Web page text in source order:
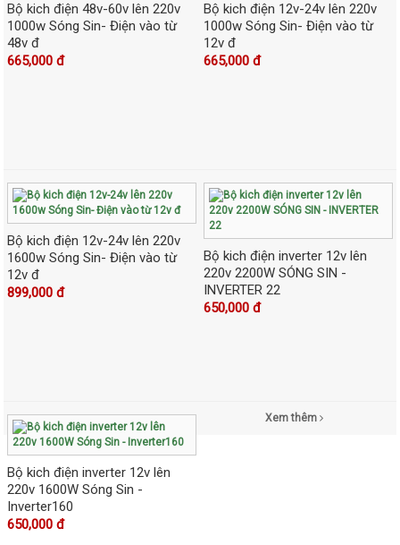
Bộ kich điện 48v-60v lên 220v
1000w Sóng Sin- Điện vào từ
48v đ
665,000 đ
Bộ kich điện 12v-24v lên 220v
1000w Sóng Sin- Điện vào từ
12v đ
665,000 đ
Bộ kich điện 12v-24v lên 220v
1600w Sóng Sin- Điện vào từ
12v đ
899,000 đ
Bộ kich điện inverter 12v lên
220v 2200W SÓNG SIN -
INVERTER 22
650,000 đ
Bộ kich điện inverter 12v lên
220v 1600W Sóng Sin -
Inverter160
650,000 đ
Xem thêm